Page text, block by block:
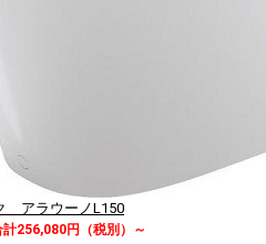
アラウーノL150
256,080円（税別）～